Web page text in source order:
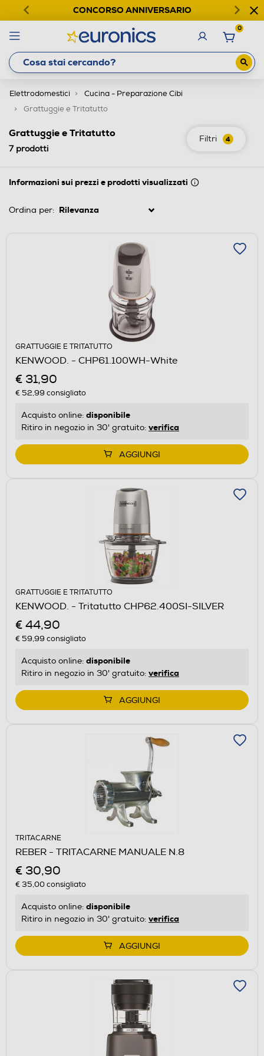
CONCORSO ANNIVERSARIO
0
Elettrodomestici
Cucina - Preparazione Cibi
Grattuggie e Tritatutto
Filtri 4
Grattuggie e Tritatutto
7prodotti
Informazioni sui prezzi e prodotti visualizzati
Ordina per:
GRATTUGGIE E TRITATUTTO
KENWOOD. - CHP61.100WH-White
€ 31,90
€ 52,99 consigliato
Acquisto online: disponibile
Ritiro in negozio in 30' gratuito: verifica
AGGIUNGI
GRATTUGGIE E TRITATUTTO
KENWOOD. - Tritatutto CHP62.400SI-SILVER
€ 44,90
€ 59,99 consigliato
Acquisto online: disponibile
Ritiro in negozio in 30' gratuito: verifica
AGGIUNGI
TRITACARNE
REBER - TRITACARNE MANUALE N.8
€ 30,90
€ 35,00consigliato
Acquisto online: disponibile
Ritiro in negozio in 30' gratuito: verifica
AGGIUNGI